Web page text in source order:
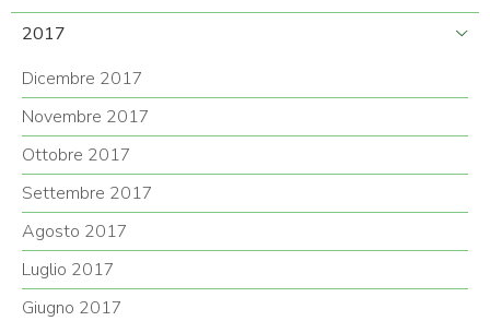
2017
Dicembre 2017
Novembre 2017
Ottobre 2017
Settembre 2017
Agosto 2017
Luglio 2017
Giugno 2017